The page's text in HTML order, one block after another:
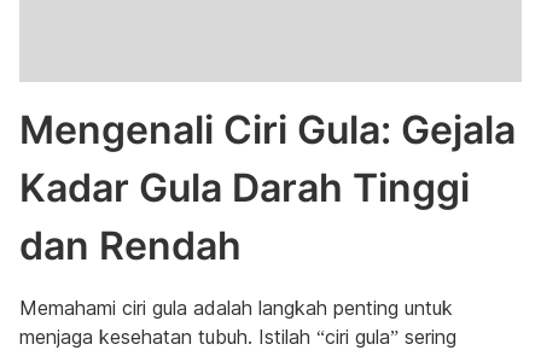
Mengenali Ciri Gula: Gejala
Kadar Gula Darah Tinggi
dan Rendah
Memahami ciri gula adalah langkah penting untuk
menjaga kesehatan tubuh. Istilah “ciri gula” sering